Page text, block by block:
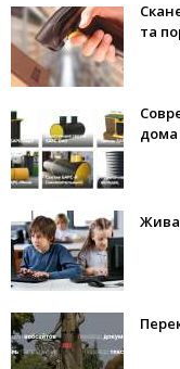
та
Жива